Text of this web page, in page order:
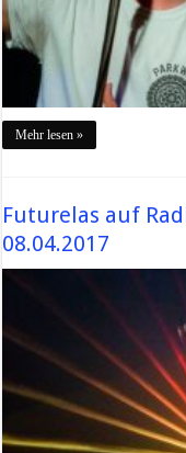
Mehr lesen »
Futurelas auf
08.04.2017